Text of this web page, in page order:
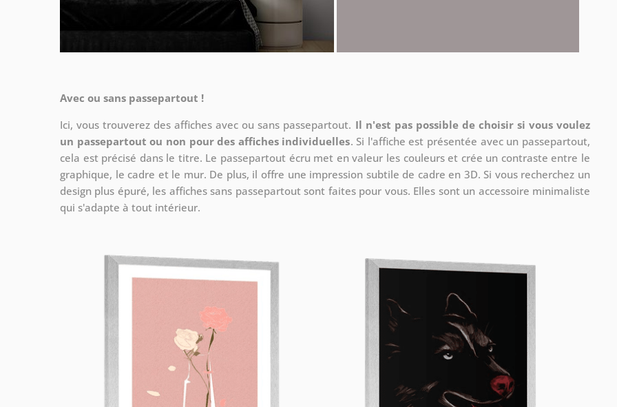
Avec ou sans passepartout !
Ici, vous trouverez des affiches avec ou sans passepartout. Il n'est pas possible de choisir si vous voulez
un passepartout ou non pour des affiches individuelles. Si l'affiche est présentée avec un passepartout,
cela est précisé dans le titre. Le passepartout écru met en valeur les couleurs et crée un contraste entre le
graphique, le cadre et le mur. De plus, il offre une impression subtile de cadre en 3D. Si vous recherchez un
design plus épuré, les affiches sans passepartout sont faites pour vous. Elles sont un accessoire minimaliste
qui s'adapte à tout intérieur.